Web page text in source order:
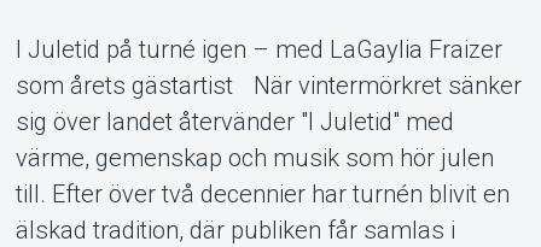
Support
I Juletid på turné igen – med LaGaylia Fraizer
som årets gästartist När vintermörkret sänker
sig över landet återvänder "I Juletid" med
värme, gemenskap och musik som hör julen
till. Efter över två decennier har turnén blivit en
älskad tradition, där publiken får samlas i